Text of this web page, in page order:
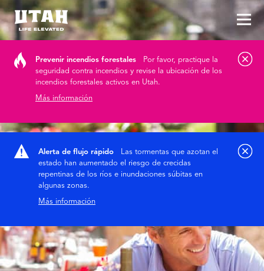
Prevenir incendios forestales
Por favor, practique la
seguridad contra incendios y revise la ubicación de los
incendios forestales activos en Utah.
Más información
Alerta de flujo rápido
Las tormentas que azotan el
estado han aumentado el riesgo de crecidas
repentinas de los ríos e inundaciones súbitas en
algunas zonas.
Más información